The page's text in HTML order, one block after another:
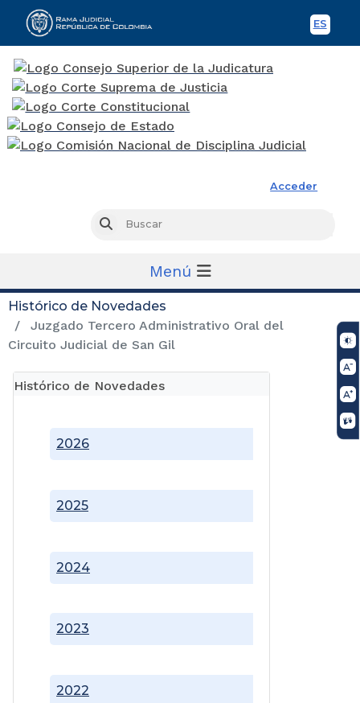
ES
Acceder
Buscar
Menú
Histórico de Novedades
Juzgado Tercero Administrativo Oral del
Circuito Judicial de San Gil
Histórico de Novedades
2022
2023
2024
2025
2026